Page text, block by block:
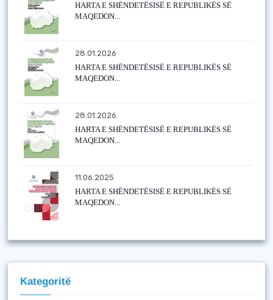
HARTA E SHËNDETËSISË E REPUBLIKËS SË
MAQEDON...
28.01.2026
HARTA E SHËNDETËSISË E REPUBLIKËS SË
MAQEDON...
28.01.2026
HARTA E SHËNDETËSISË E REPUBLIKËS SË
MAQEDON...
11.06.2025
HARTA E SHËNDETËSISË E REPUBLIKËS SË
MAQEDON...
Kategoritë